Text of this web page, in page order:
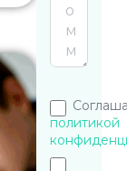
политикой